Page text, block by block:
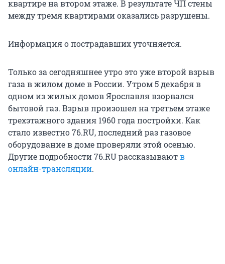
квартире на втором этаже. В результате ЧП стены
между тремя квартирами оказались разрушены.
Информация о пострадавших уточняется.
Только за сегодняшнее утро это уже второй взрыв
газа в жилом доме в России. Утром 5 декабря в
одном из жилых домов Ярославля взорвался
бытовой газ. Взрыв произошел на третьем этаже
трехэтажного здания 1960 года постройки. Как
стало известно 76.RU, последний раз газовое
оборудование в доме проверяли этой осенью.
Другие подробности 76.RU рассказываютв
онлайн-трансляции.